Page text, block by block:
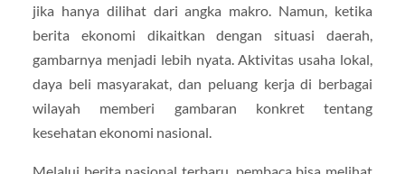
jika hanya dilihat dari angka makro. Namun, ketika
berita ekonomi dikaitkan dengan situasi daerah,
gambarnya menjadi lebih nyata. Aktivitas usaha lokal,
daya beli masyarakat, dan peluang kerja di berbagai
wilayah memberi gambaran konkret tentang
kesehatan ekonomi nasional.